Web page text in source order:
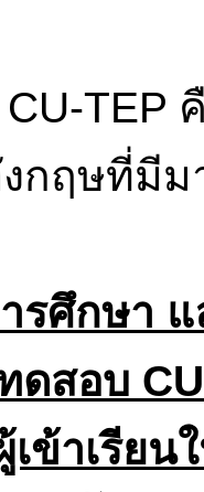
กฤษที่มี
รศึกษา
ดสอบ
ข้าเรีย